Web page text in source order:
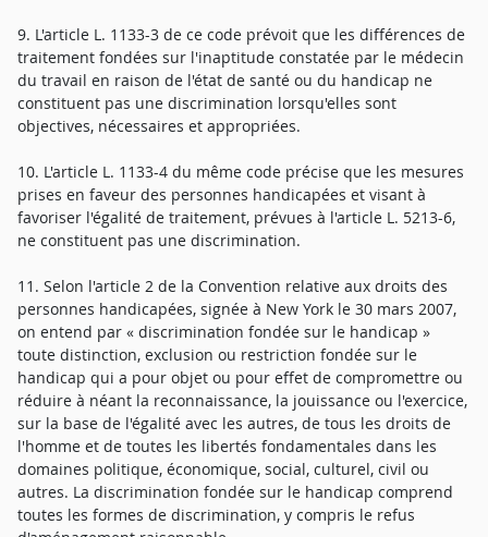
9. L'article L. 1133-3 de ce code prévoit que les différences de
traitement fondées sur l'inaptitude constatée par le médecin
du travail en raison de l'état de santé ou du handicap ne
constituent pas une discrimination lorsqu'elles sont
objectives, nécessaires et appropriées.
10. L'article L. 1133-4 du même code précise que les mesures
prises en faveur des personnes handicapées et visant à
favoriser l'égalité de traitement, prévues à l'article L. 5213-6,
ne constituent pas une discrimination.
11. Selon l'article 2 de la Convention relative aux droits des
personnes handicapées, signée à New York le 30 mars 2007,
on entend par « discrimination fondée sur le handicap »
toute distinction, exclusion ou restriction fondée sur le
handicap qui a pour objet ou pour effet de compromettre ou
réduire à néant la reconnaissance, la jouissance ou l'exercice,
sur la base de l'égalité avec les autres, de tous les droits de
l'homme et de toutes les libertés fondamentales dans les
domaines politique, économique, social, culturel, civil ou
autres. La discrimination fondée sur le handicap comprend
toutes les formes de discrimination, y compris le refus